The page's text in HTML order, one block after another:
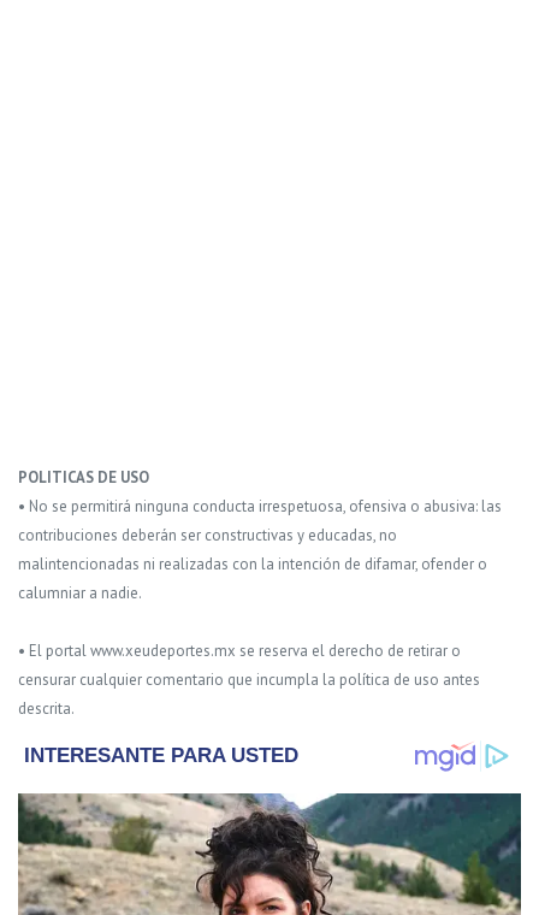
POLITICAS DE USO
• No se permitirá ninguna conducta irrespetuosa, ofensiva o abusiva: las
contribuciones deberán ser constructivas y educadas, no
malintencionadas ni realizadas con la intención de difamar, ofender o
calumniar a nadie.
• El portal www.xeudeportes.mx se reserva el derecho de retirar o
censurar cualquier comentario que incumpla la política de uso antes
descrita.